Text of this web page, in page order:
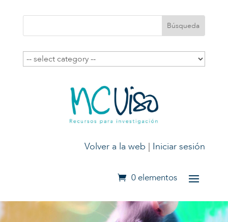
Volver a la web | Iniciar sesión
0 elementos